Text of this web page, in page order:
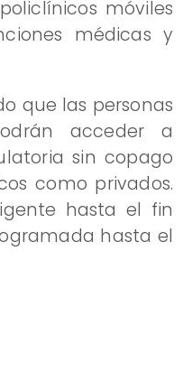
móviles
médicas y
que las personas
acceder a
sin copago
como privados.
hasta el fin
hasta el